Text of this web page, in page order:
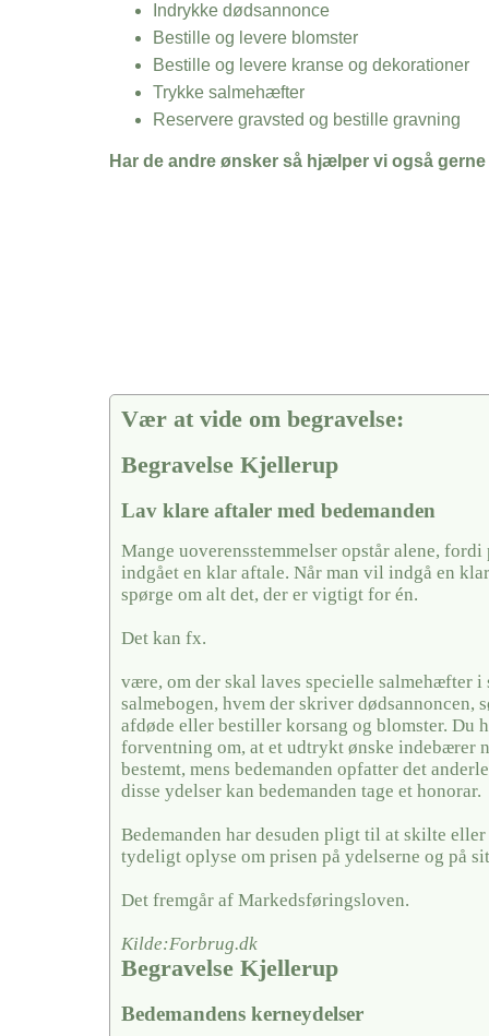
Indrykke dødsannonce
Bestille og levere blomster
Bestille og levere kranse og dekorationer
Trykke salmehæfter
Reservere gravsted og bestille gravning
Har de andre ønsker så hjælper vi også gerne
Vær at vide om begravelse:
Begravelse Kjellerup
Lav klare aftaler med bedemanden
Mange uoverensstemmelser opstår alene,
indgået en klar aftale. Når man vil indgå en
spørge om alt det, der er vigtigt for én.
Det kan fx.
være, om der skal laves specielle salmehæfter i
salmebogen, hvem der skriver
afdøde eller bestiller korsang og blomster. Du
forventning om, at et udtrykt ønske indebærer
bestemt, mens bedemanden opfatter det
disse ydelser kan bedemanden tage et honorar.
Bedemanden har desuden pligt til at skilte eller
tydeligt oplyse om prisen på ydelserne og på
Det fremgår af Markedsføringsloven.
Kilde:Forbrug.dk
Begravelse Kjellerup
Bedemandens kerneydelser